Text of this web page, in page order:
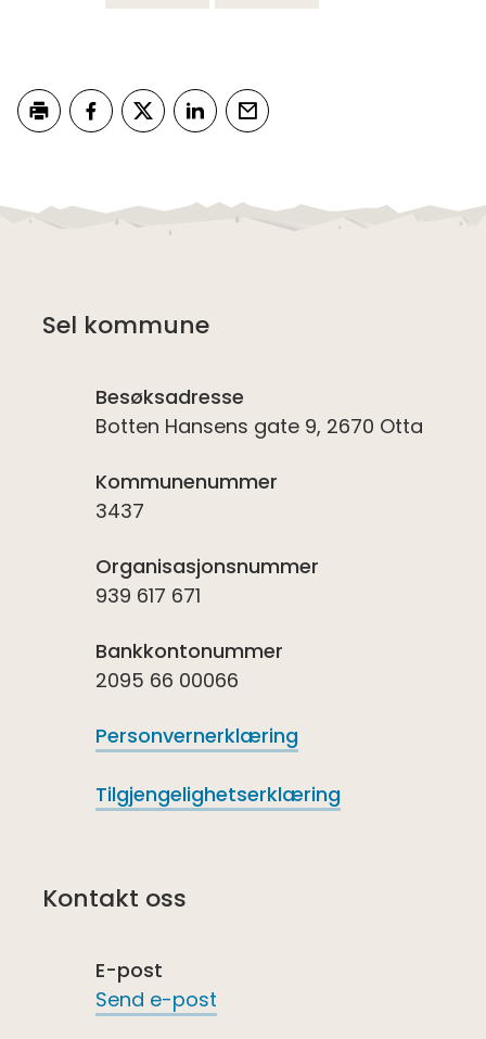
Sel kommune
Besøksadresse
Botten Hansens gate 9, 2670 Otta
Kommunenummer
3437
Organisasjonsnummer
939 617 671
Bankkontonummer
2095 66 00066
Personvernerklæring
Tilgjengelighetserklæring
Kontakt oss
E-post
Send e-post